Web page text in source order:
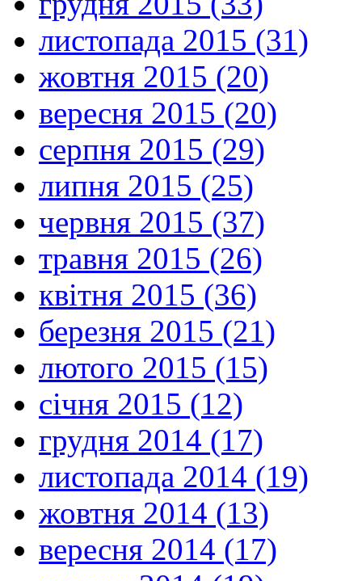
листопада 2015 (31)
жовтня 2015 (20)
вересня 2015 (20)
серпня 2015 (29)
липня 2015 (25)
червня 2015 (37)
травня 2015 (26)
квітня 2015 (36)
березня 2015 (21)
лютого 2015 (15)
січня 2015 (12)
грудня 2014 (17)
листопада 2014 (19)
жовтня 2014 (13)
вересня 2014 (17)